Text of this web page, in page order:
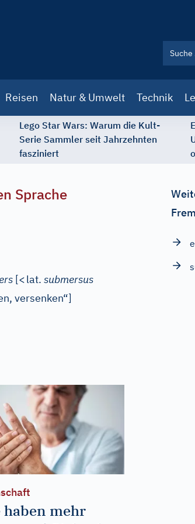
Reisen Natur & Umwelt Technik
Lego Star Wars: Warum die Kult-
Serie Sammler seit Jahrzehnten
fasziniert
Sprache
[<lat. submersus
versenken“]
haben mehr